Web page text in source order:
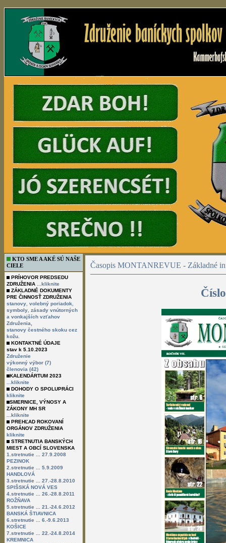
KTO SME A AKÉ SÚ NAŠE
CIELE
PRÍHOVOR PREDSEDU
ZDRUŽENIA
...kliknite
ZÁKLADNÉ DOKUMENTY
PRE ČINNOSŤ ZDRUŽENIA
stanovy volebný poriadok
symboly zásady vnútorných
a vonkajších vzťahov
Združenia,
stanovy čestného skoku cez
kožu.
KONTAKTNÉ ÚDAJE
stav k 5.10.2023
Združenie
výkonný výbor (7)
členovia (42)
KALENDÁRTUM 2023
...kliknite
DOHODY O SPOLUPRÁCI
kliknite
SMERNICE, VÝNOSY A
ZÁKONY MH SR
...kliknite
PREHĽAD ROKOVANÍ
ORGÁNOV ZDRUŽENIA
kliknite
STRETNUTIA BANSKÝCH
MIEST A OBCÍ SLOVENSKA
1.stretnutie ... 27.9.2008
PEZINOK
2.stretnutie ... 5.9.2009
HANDLOVÁ
3.stretnutie ... 27.-28.8.2010
SPIŠSKÁ NOVÁ VES
4.stretnutie ... 26.-28.8.2011
ROŽŇAVA
5.stretnutie ... 21.-24.6.2012
BANSKÁ ŠTIAVNICA
6.stretnutie ... 6.-9.6.2013
KOŠICE
7.stretnutie ... 22.-24.8.2014
KREMNICA
Časopis MONTANREVUE - Základné